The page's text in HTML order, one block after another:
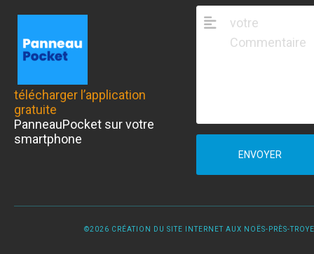
télécharger l’application
gratuite
PanneauPocket sur votre
smartphone
ENVOYER
©2026 CRÉATION DU SITE INTERNET AUX NOËS-PRÈS-